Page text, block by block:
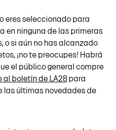
eres seleccionado para
en ninguna de las primeras
o si aún no has alcanzado
¡no te preocupes! Habrá
el público general compre
al boletín de LA28 para
las últimas novedades de